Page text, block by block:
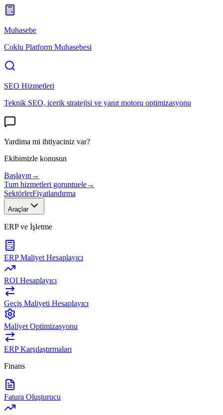
Muhasebe
Coklu Platform Muhasebesi
SEO Hizmetleri
Teknik SEO, içerik stratejisi ve yanıt motoru optimizasyonu
Yardima mi ihtiyaciniz var?
Ekibimizle konusun
Başlayın →
Tum hizmetleri goruntuele→
SektörlerFiyatlandırma
Araçlar
ERP ve İşletme
ERP Maliyet Hesaplayıcı
ROI Hesaplayıcı
Geçiş Maliyeti Hesaplayıcı
Maliyet Optimizasyonu
ERP Karşılaştırmaları
Finans
Fatura Oluşturucu